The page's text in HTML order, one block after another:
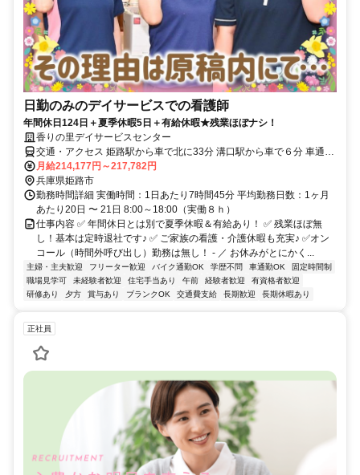
日勤のみのデイサービスでの看護師
年間休日124日＋夏季休暇5日＋有給休暇★残業ほぼナシ！
香りの里デイサービスセンター
交通・アクセス 姫路駅から車で北に33分 溝口駅から車で６分 車通勤
OK！（駐車場有）
月給214,177円～217,782円
兵庫県姫路市
勤務時間詳細 実働時間：1日あたり7時間45分 平均勤務日数：1ヶ月
あたり20日 〜 21日 8:00～18:00（実働８ｈ）
仕事内容 ✅ 年間休日とは別で夏季休暇＆有給あり！ ✅ 残業ほぼ無
し！基本は定時退社です♪ ✅ ご家族の看護・介護休暇も充実♪ ✅オン
コール（時間外呼び出し）勤務は無し！ - ／ お休みがとにかく...
主婦・主夫歓迎 フリーター歓迎 バイク通勤OK 学歴不問 車通勤OK
固定時間制
職場見学可
未経験者歓迎 住宅手当あり 午前 経験者歓迎
有資格者歓迎
研修あり
夕方 賞与あり ブランクOK 交通費支給 長期歓迎 長期休暇あり
正社員